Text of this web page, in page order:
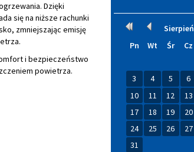
Dzięki
się na niższe rachunki
zmniejszając emisję
i bezpieczeństwo
powietrza.
Kalendarium
Rok
Miesiąc
wcześniej
Sierpień
Pn Wt Śr Cz
3
4 5 6
10
11 12 13
17
18 19 20
24
25 26 27
31